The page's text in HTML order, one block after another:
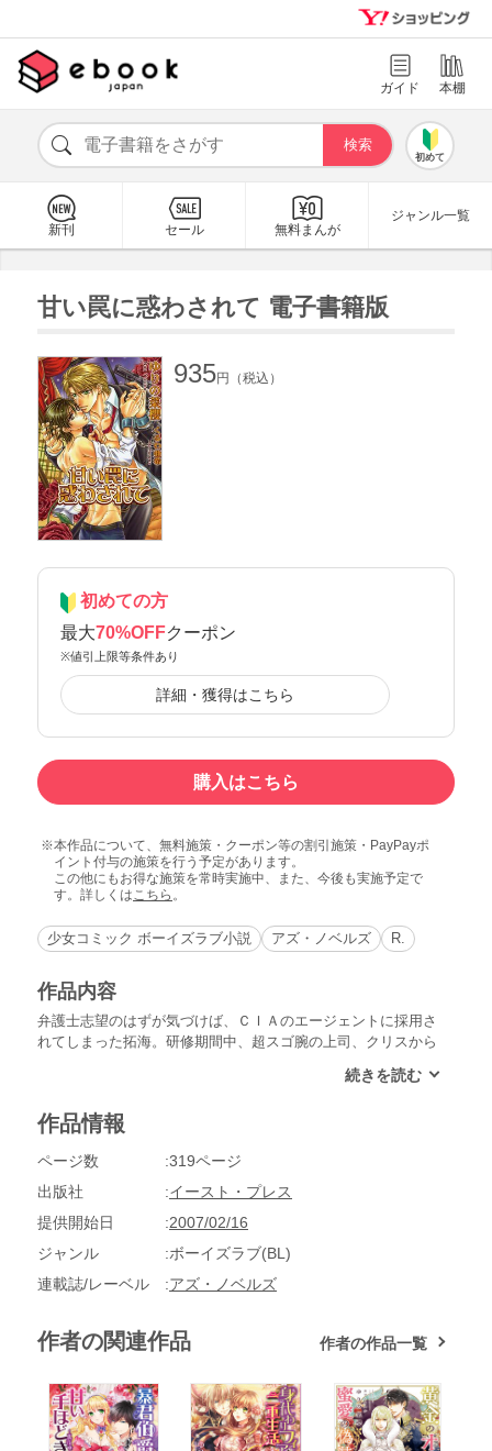
ガイド 本棚
初めて
新刊 セール 無料まんが
ジャンル一覧
甘い罠に惑わされて 電子書籍版
935円（税込）
初めての方
最大70%OFFクーポン
※値引上限等条件あり
詳細・獲得はこちら
購入はこちら
本作品について、無料施策・クーポン等の割引施策・PayPayポ
イント付与の施策を行う予定があります。
この他にもお得な施策を常時実施中、また、今後も実施予定で
す。詳しくは こちら 。
少女コミック ボーイズラブ小説 アズ・ノベルズ R.
作品内容
弁護士志望のはずが気づけば、ＣＩＡのエージェントに採用さ
れてしまった拓海。研修期間中、超スゴ腕の上司、クリスから
ドネームは、子リスちゃん。最初の指令は「上院議員をたぶら
諜報活動に飛び回りながら、クリスの実地の手ほどきが始ま
作品情報
ページ数
319ページ
出版社
イースト・プレス
提供開始日
2007/02/16
ジャンル
ボーイズラブ(BL)
連載誌/レーベル
アズ・ノベルズ
作者の関連作品 作者の作品一覧